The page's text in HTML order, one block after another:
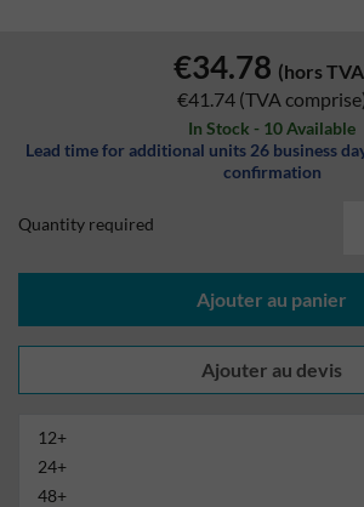
€34.78 (hors
€41.74 (TVA
In Stock - 10 Available
Lead time for additional units 26 business
confirmation
Quantity required
Ajouter au panier
12+
24+
48+